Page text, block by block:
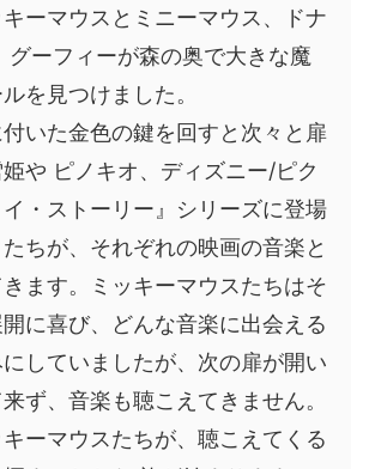
ーマウスとミニーマウス、ドナ
グーフィーが森の奥で大きな魔
を見つけました。
いた金色の鍵を回すと次々と扉
や ピノキオ、ディズニー/ピク
・ストーリー』シリーズに登場
ちが、それぞれの映画の音楽と
ます。ミッキーマウスたちはそ
に喜び、どんな音楽に出会える
していましたが、次の扉が開い
ず、音楽も聴こえてきません。
ーマウスたちが、聴こえてくる